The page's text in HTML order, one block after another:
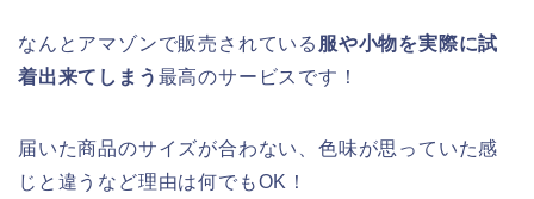
なんとアマゾンで販売されている 服や小物を実際に試
着出来てしまう 最高のサービスです！
届いた商品のサイズが合わない、色味が思っていた感
じと違うなど理由は何でもOK！